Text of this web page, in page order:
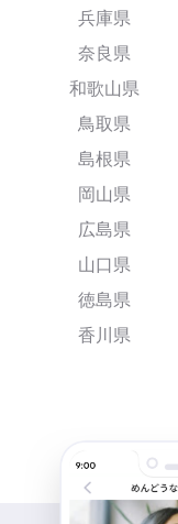
兵庫県
奈良県
和歌山県
鳥取県
島根県
岡山県
広島県
山口県
徳島県
香川県